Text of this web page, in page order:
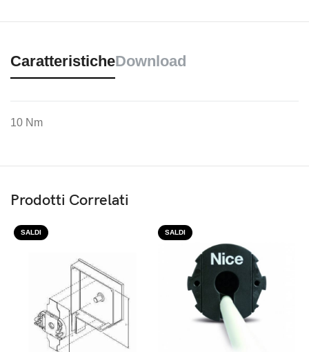
CaratteristicheDownload
10 Nm
Prodotti Correlati
SALDI SALDI